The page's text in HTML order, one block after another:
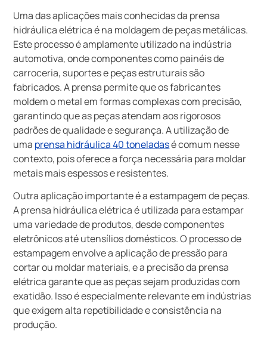
Uma das aplicações mais conhecidas da prensa
hidráulica elétrica é na moldagem de peças metálicas.
Este processo é amplamente utilizado na indústria
automotiva, onde componentes como painéis de
carroceria, suportes e peças estruturais são
fabricados. A prensa permite que os fabricantes
moldem o metal em formas complexas com precisão,
garantindo que as peças atendam aos rigorosos
padrões de qualidade e segurança. A utilização de
uma prensa hidráulica 40 toneladasé comum nesse
contexto, pois oferece a força necessária para moldar
metais mais espessos e resistentes.
Outra aplicação importante é a estampagem de peças.
A prensa hidráulica elétrica é utilizada para estampar
uma variedade de produtos, desde componentes
eletrônicos até utensílios domésticos. O processo de
estampagem envolve a aplicação de pressão para
cortar ou moldar materiais, e a precisão da prensa
elétrica garante que as peças sejam produzidas com
exatidão. Isso é especialmente relevante em indústrias
que exigem alta repetibilidade e consistência na
produção.